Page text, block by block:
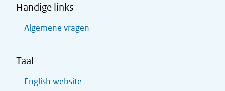
Handige links
Algemene vragen
Taal
English website